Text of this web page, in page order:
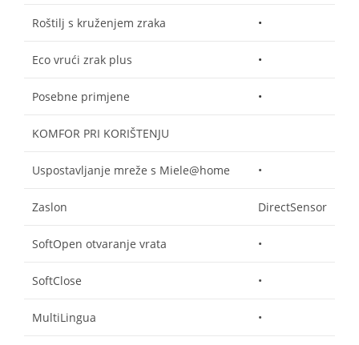
Roštilj s kruženjem zraka •
Eco vrući zrak plus •
Posebne primjene •
KOMFOR PRI KORIŠTENJU
Uspostavljanje mreže s Miele@home •
Zaslon DirectSensor
SoftOpen otvaranje vrata •
SoftClose •
MultiLingua •